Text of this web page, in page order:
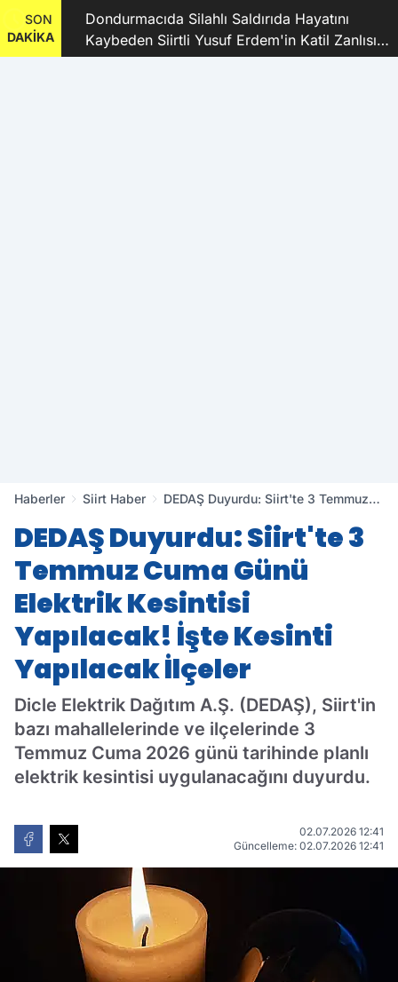
SON
DAKİKA
Dondurmacıda Silahlı Saldırıda Hayatını
Kaybeden Siirtli Yusuf Erdem'in Katil Zanlısı
ve 9 Şüpheli Tutuklandı
Haberler Siirt Haber
DEDAŞ Duyurdu: Siirt'te 3 Temmuz
Yapılacak! İşte Kesinti Yapılacak
İlçeler
DEDAŞ Duyurdu: Siirt'te 3
Temmuz Cuma Günü
Elektrik Kesintisi
Yapılacak! İşte Kesinti
Yapılacak İlçeler
Dicle Elektrik Dağıtım A.Ş. (DEDAŞ), Siirt'in
bazı mahallelerinde ve ilçelerinde 3
Temmuz Cuma 2026 günü tarihinde planlı
elektrik kesintisi uygulanacağını duyurdu.
02.07.2026 12:41
Güncelleme: 02.07.2026 12:41